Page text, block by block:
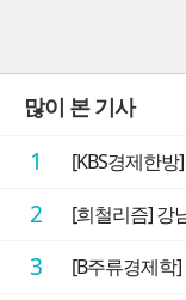
많이 본 기사
1 [KBS경제한방] "이제는 '
2 [희철리즘] 강남보다
3 [B주류경제학]